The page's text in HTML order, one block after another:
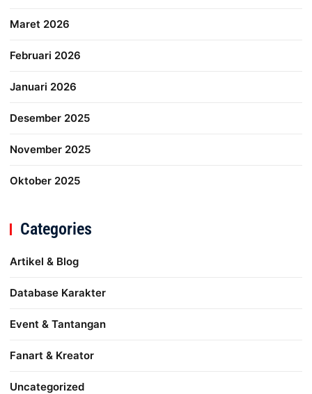
Maret 2026
Februari 2026
Januari 2026
Desember 2025
November 2025
Oktober 2025
Categories
Artikel & Blog
Database Karakter
Event & Tantangan
Fanart & Kreator
Uncategorized